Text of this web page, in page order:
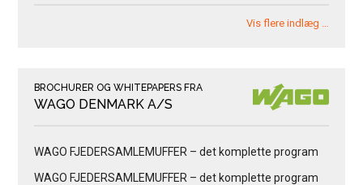
Vis flere indlæg …
BROCHURER OG WHITEPAPERS FRA
WAGO DENMARK A/S
WAGO FJEDERSAMLEMUFFER – det komplette program
WAGO FJEDERSAMLEMUFFER – det komplette program